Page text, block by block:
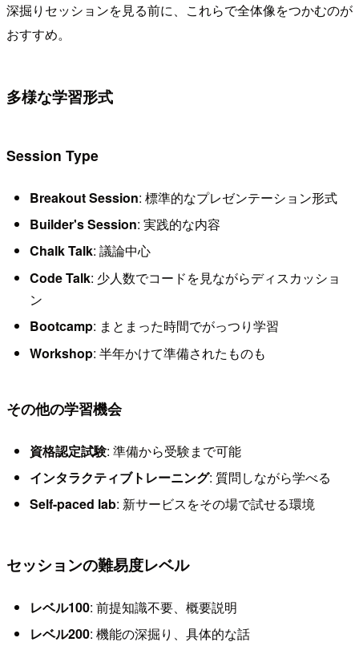
深掘りセッションを見る前に、これらで全体像をつかむのが
おすすめ。
多様な学習形式
Session Type
Breakout Session: 標準的なプレゼンテーション形式
Builder's Session: 実践的な内容
Chalk Talk: 議論中心
Code Talk: 少人数でコードを見ながらディスカッショ
ン
Bootcamp: まとまった時間でがっつり学習
Workshop: 半年かけて準備されたものも
その他の学習機会
資格認定試験: 準備から受験まで可能
インタラクティブトレーニング: 質問しながら学べる
Self-paced lab: 新サービスをその場で試せる環境
セッションの難易度レベル
レベル100: 前提知識不要、概要説明
レベル200: 機能の深掘り、具体的な話